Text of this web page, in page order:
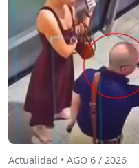
Actualidad • AGO 6 / 2026